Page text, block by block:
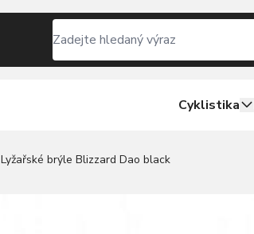
Cyklistika
Lyžařské brýle Blizzard Dao black